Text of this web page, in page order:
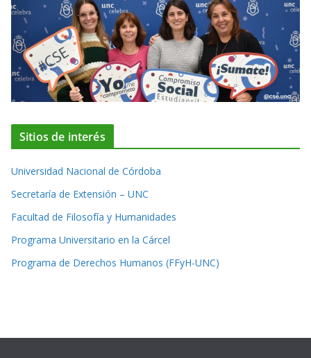
Sitios de interés
Universidad Nacional de Córdoba
Secretaría de Extensión – UNC
Facultad de Filosofía y Humanidades
Programa Universitario en la Cárcel
Programa de Derechos Humanos (FFyH-UNC)